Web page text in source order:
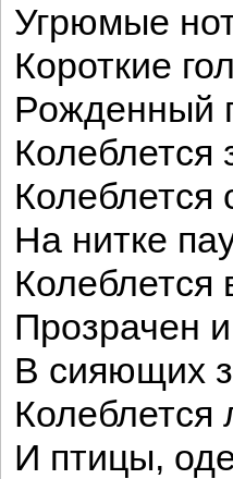
Угрюмые
Короткие
Рожденный
Колеблется
Колеблется
На нитке
Колеблется
Прозрачен и
В сияющих
Колеблется
И птицы,